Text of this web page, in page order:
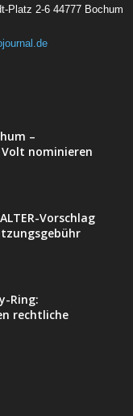
Platz 2-6 44777 Bochum
–
Volt nominieren
Vorschlag
Ring:
rechtliche